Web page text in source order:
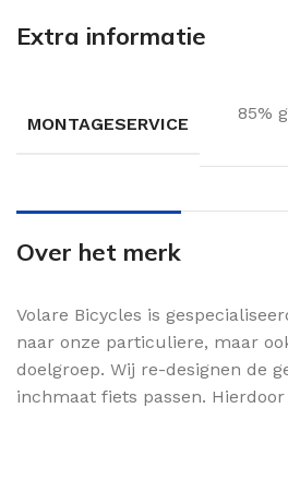
Extra informatie
MONTAGESERVICE
85%
Over het merk
Volare Bicycles is
naar onze particuliere, maar
doelgroep. Wij re-designen de
inchmaat fiets passen.